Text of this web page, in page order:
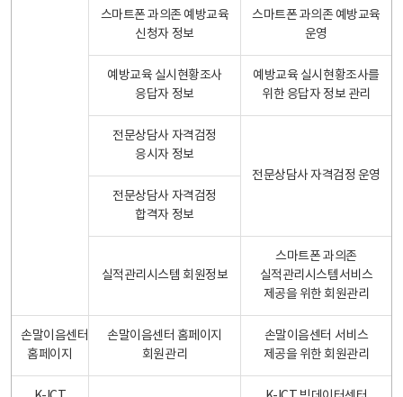
스마트폰 과의존 예방교육
신청자 정보
스마트폰 과의존 예방교육
운영
예방교육 실시현황조사
응답자 정보
예방교육 실시현황조사를
위한 응답자 정보 관리
전문상담사 자격검정
응시자 정보
전문상담사 자격검정 운영
전문상담사 자격검정
합격자 정보
실적관리시스템 회원정보
스마트폰 과의존
실적관리시스템서비스
제공을 위한 회원관리
손말이음센터
홈페이지
손말이음센터 홈페이지
회원관리
손말이음센터 서비스
제공을 위한 회원관리